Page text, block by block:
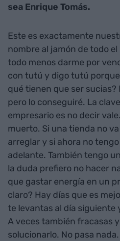
sea Enrique Tomás.
Este es exactamente
nombre al jamón de todo
todo menos darme por
con tutú y digo tutú
qué tienen que ser sucias?
pero lo conseguiré. La
empresario es no decir
muerto. Si una tienda no
arreglar y si ahora no
adelante. También tengo
la duda prefiero no hacer
que gastar energía en un
claro? Hay días que es
te levantas al día siguiente
A veces también fracasas
solucionarlo. No pasa